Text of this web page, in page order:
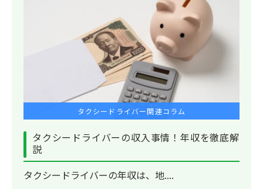
タクシードライバー関連コラム
タクシードライバーの収入事情！年収を徹底解
説
タクシードライバーの年収は、地....